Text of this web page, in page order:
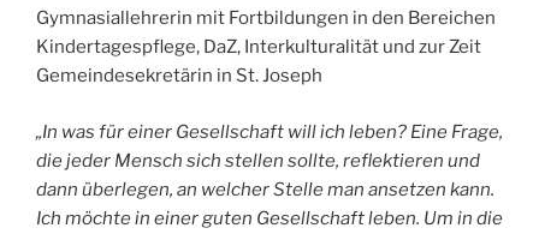
Gymnasiallehrerin mit Fortbildungen in den Bereichen
Kindertagespflege, DaZ, Interkulturalität und zur Zeit
Gemeindesekretärin in St. Joseph
„In was für einer Gesellschaft will ich leben? Eine Frage,
die jeder Mensch sich stellen sollte, reflektieren und
dann überlegen, an welcher Stelle man ansetzen kann.
Ich möchte in einer guten Gesellschaft leben. Um in die